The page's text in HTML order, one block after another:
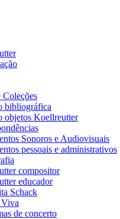
Coleções
bibliográfica
objetos Koellreutter
Sonoros e Audiovisuais
pessoais e administrativos
compositor
educador
Schack
de concerto